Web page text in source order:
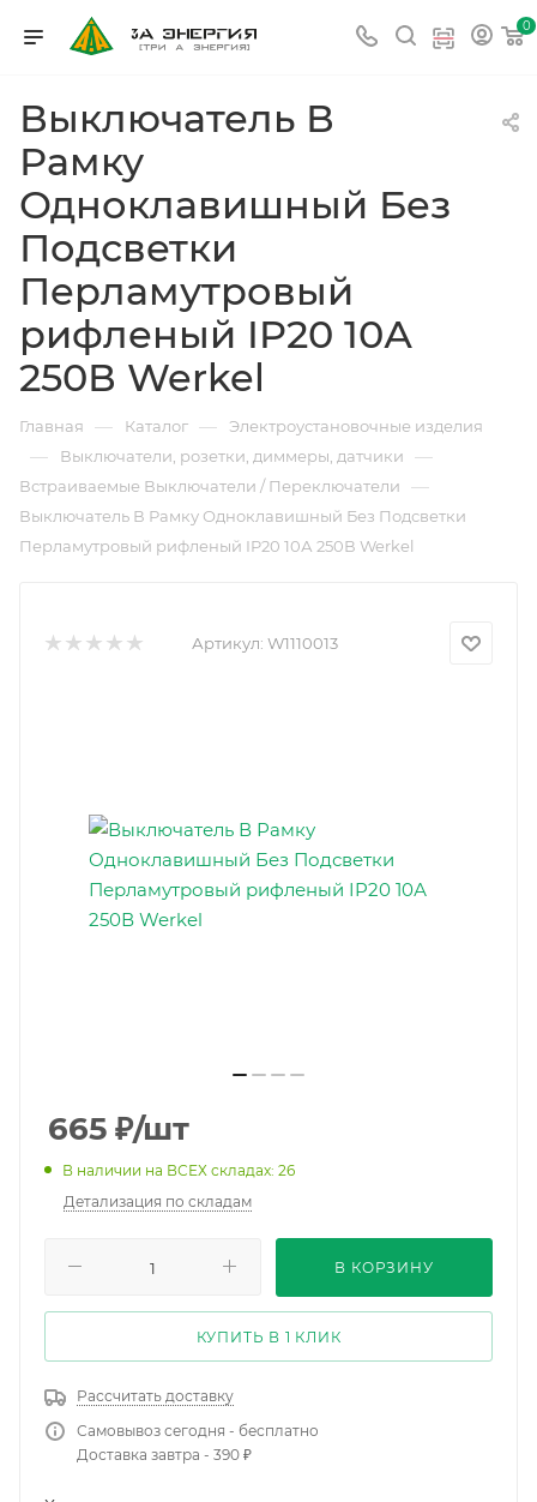
0
Выключатель В
Рамку
Одноклавишный Без
Подсветки
Перламутровый
рифленый IP20 10А
250В Werkel
Главная — Каталог — Электроустановочные изделия
— Выключатели, розетки, диммеры, датчики —
Встраиваемые Выключатели / Переключатели —
Выключатель В Рамку Одноклавишный Без Подсветки
Перламутровый рифленый IP20 10А 250В Werkel
Артикул: W1110013
665 ₽/шт
В наличии на ВСЕХ складах: 26
Детализация по складам
В КОРЗИНУ
КУПИТЬ В 1 КЛИК
Рассчитать доставку
Самовывоз сегодня - бесплатно
Доставка завтра - 390 ₽